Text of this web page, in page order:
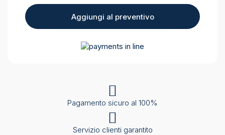
litri
con
integrato
Aggiungi al preventivo
Pagamento sicuro al 100%
Servizio clienti garantito